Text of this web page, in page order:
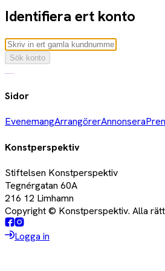
Identifiera ert konto
Sök konto
Sidor
EvenemangArrangörerAnnonsera
Konstperspektiv
Stiftelsen Konstperspektiv
Tegnérgatan 60A
216 12 Limhamn
Copyright © Konstperspektiv. Alla
Logga in